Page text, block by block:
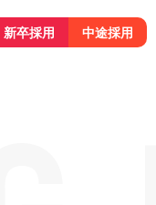
新卒採用 中途採用